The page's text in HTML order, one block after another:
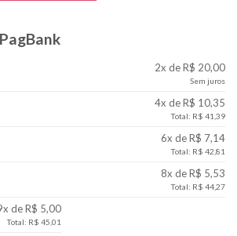
2x de R$ 20,00
Sem juros
4x de R$ 10,35
Total: R$ 41,39
6x de R$ 7,14
Total: R$ 42,81
8x de R$ 5,53
Total: R$ 44,27
de R$ 5,00
Total: R$ 45,01